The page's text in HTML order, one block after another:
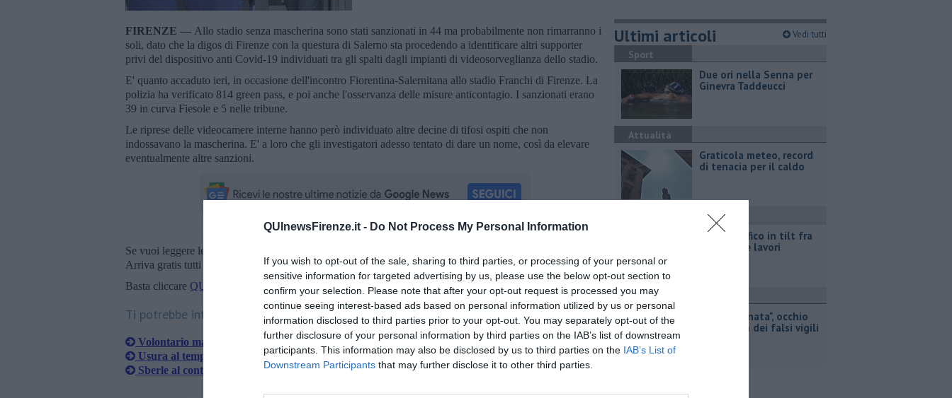
QUInewsFirenze.it - Do Not Process My Personal Information
If you wish to opt-out of the sale, sharing to third parties, or processing of your personal or
sensitive information for targeted advertising by us, please use the below opt-out section to
confirm your selection. Please note that after your opt-out request is processed you may
continue seeing interest-based ads based on personal information utilized by us or personal
information disclosed to third parties prior to your opt-out. You may separately opt-out of the
further disclosure of your personal information by third parties on the IAB’s list of downstream
participants. This information may also be disclosed by us to third parties on the IAB’s List of
Downstream Participants that may further disclose it to other third parties.
FIRENZE — Allo stadio senza mascherina sono stati sanzionati in 44 ma probabilmente non rimarranno i
soli, dato che la digos di Firenze con la questura di Salerno sta procedendo a identificare altri supporter
privi del dispositivo anti Covid-19 individuati tra gli spalti dagli impianti di videosorveglianza dello stadio.
E' quanto accaduto ieri, in occasione dell'incontro Fiorentina-Salernitana allo stadio Franchi di Firenze. La
polizia ha verificato 814 green pass, e poi anche l'osservanza delle misure anticontagio. I sanzionati erano
39 in curva Fiesole e 5 nelle tribune.
Le riprese delle videocamere interne hanno però individuato altre decine di tifosi ospiti che non
indossavano la mascherina. E' a loro che gli investigatori adesso tentato di dare un nome, così da elevare
eventualmente altre sanzioni.
Se vuoi leggere le notizie principali della Toscana iscriviti alla
Arriva gratis tutti i giorni alle 20:00 direttamente nella tua casella di posta.
Basta cliccare QUI
Ti potrebbe interessare anche:
Volontario malmenato davanti a scuola
​Usura al tempo del Covid con interessi al 100%
Sberle al controllore che chiedeva il green pass
Ultimi articoli Vedi tutti
Sport
Due ori nella Senna per
Ginevra Taddeucci
Attualità
Graticola meteo, record
di tenacia per il caldo
Fipili, traffico in tilt fra
incidenti e lavori
Cronaca
"Targa clonata", occhio
alla truffa dei falsi vigili